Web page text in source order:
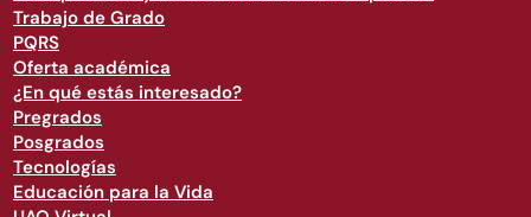
Trabajo de Grado
PQRS
Oferta académica
¿En qué estás interesado?
Pregrados
Posgrados
Tecnologías
Educación para la Vida